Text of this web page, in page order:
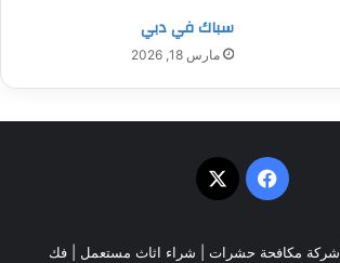
سباك في دبي
مارس 18, 2026
فيسبوك
‫X
شركة مكافحة حشرات شراء اثاث مستعمل
فك